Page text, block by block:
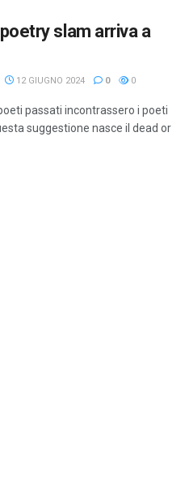
slam arriva a
12 GIUGNO 2024 0 0
passati incontrassero i poeti
suggestione nasce il dead or